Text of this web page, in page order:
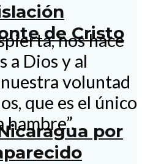
de Cristo
por
nos hace
a Dios y al
voluntad
que es el único
hambre”.